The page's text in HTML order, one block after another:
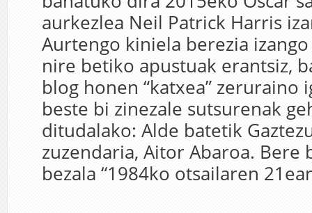
aurkezlea Neil Patrick Harris
Aurtengo kiniela berezia
nire betiko apustuak erantsiz,
blog honen “katxea” zeruraino
beste bi zinezale sutsurenak
ditudalako: Alde batetik
zuzendaria, Aitor Abaroa. Bere
bezala “1984ko otsailaren